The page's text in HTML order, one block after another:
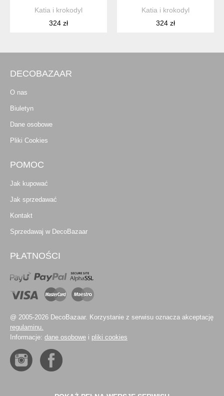
Katia i krokodyl
324 zł
Katia i krokodyl
324 zł
DECOBAZAAR
O nas
Biuletyn
Dane osobowe
Pliki Cookies
POMOC
Jak kupować
Jak sprzedawać
Kontakt
Sprzedawaj w DecoBazaar
PŁATNOŚCI
@ 2005-2026 DecoBazaar. Korzystanie z serwisu oznacza akceptację
regulaminu.
Informacje: dane osobowe i pliki cookies